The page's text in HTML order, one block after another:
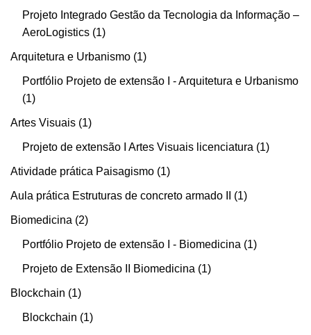
Projeto Integrado Gestão da Tecnologia da Informação –
AeroLogistics 1
Arquitetura e Urbanismo 1
Portfólio Projeto de extensão I - Arquitetura e Urbanismo
1
Artes Visuais 1
Projeto de extensão I Artes Visuais licenciatura 1
Atividade prática Paisagismo 1
Aula prática Estruturas de concreto armado II 1
Biomedicina 2
Portfólio Projeto de extensão I - Biomedicina 1
Projeto de Extensão II Biomedicina 1
Blockchain 1
Blockchain 1